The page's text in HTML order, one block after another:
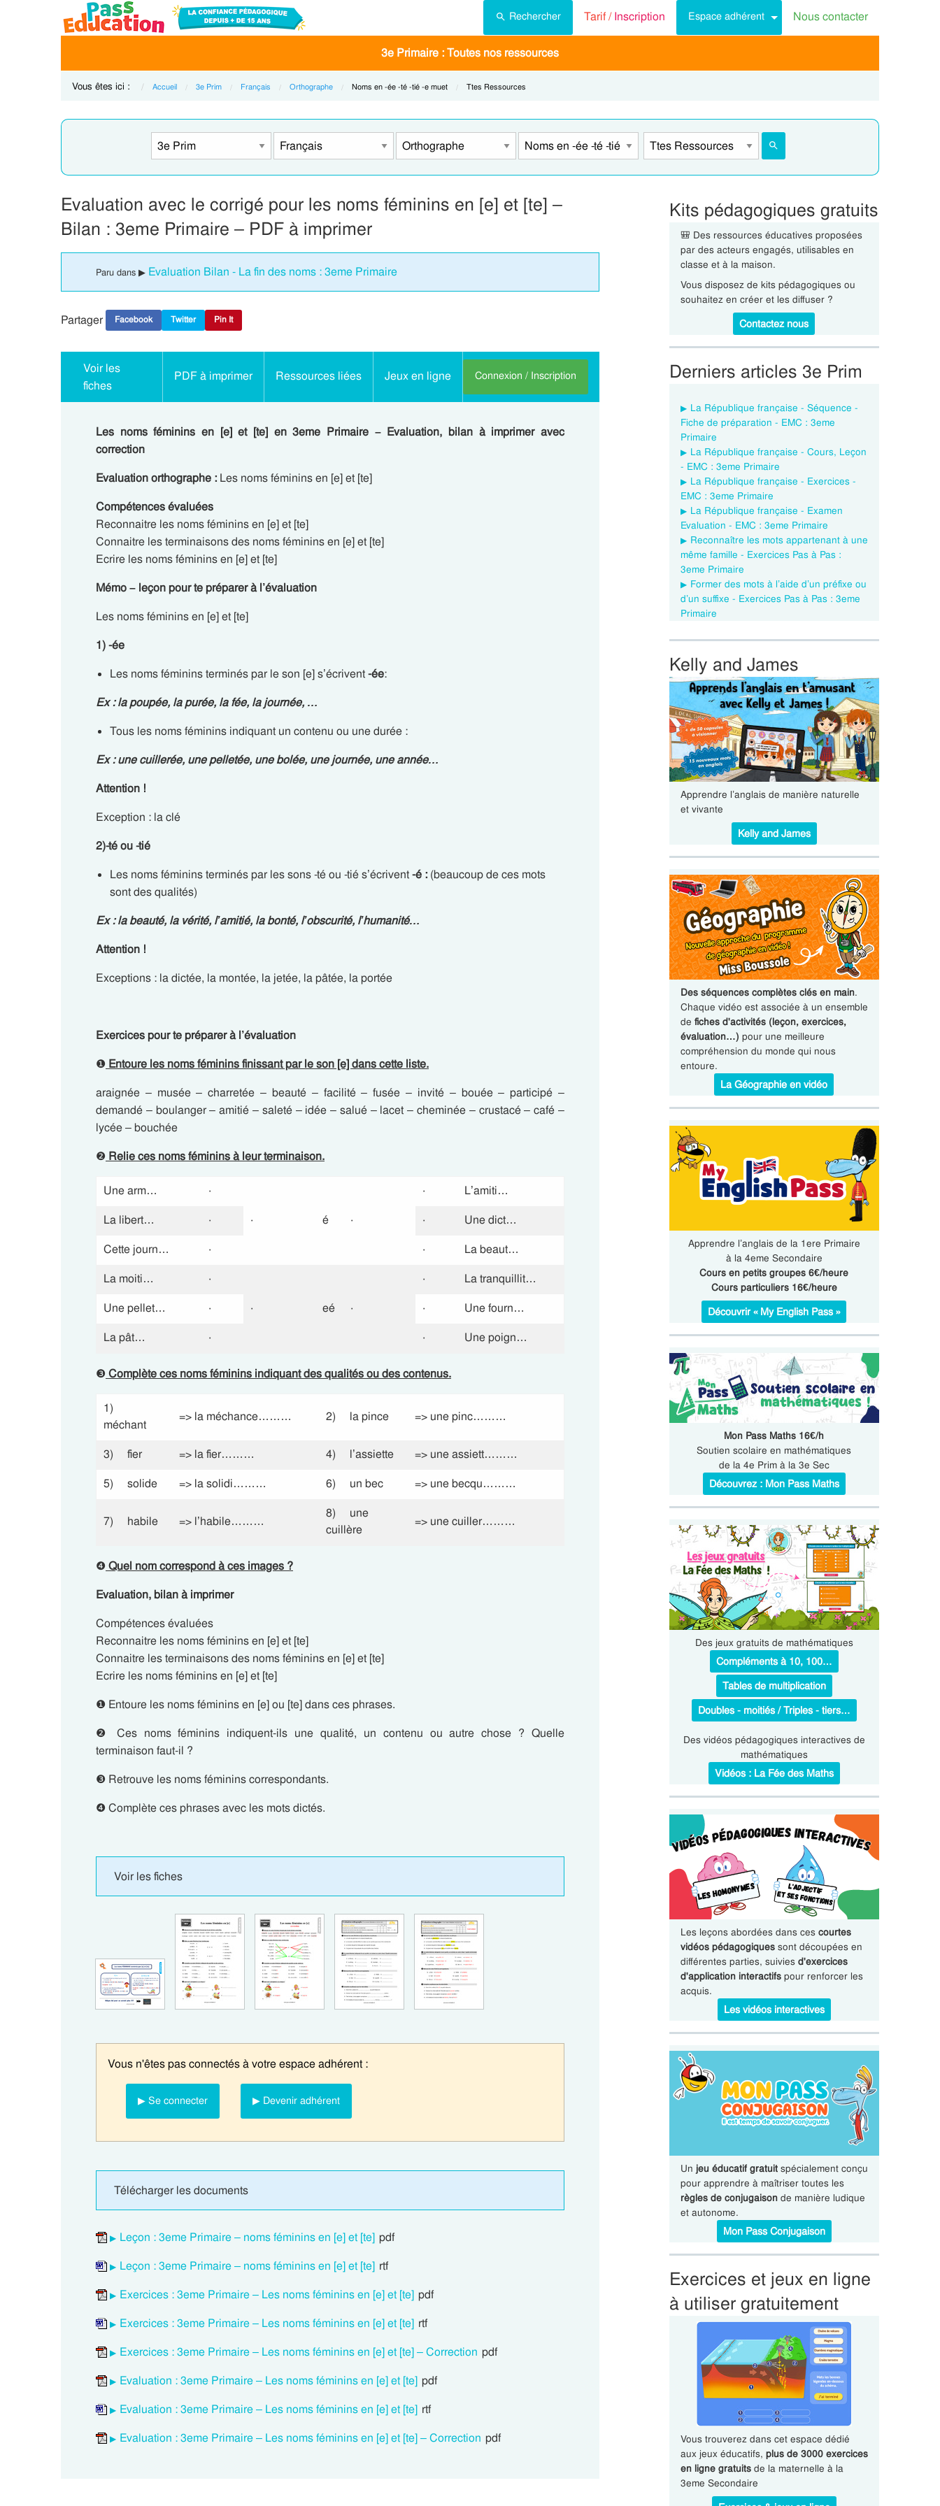
Rechercher Tarif /Inscription Espace adhérent Nous contacter
3e Primaire : Toutes nos ressources
Vous êtes ici : Accueil 3e Prim Français Orthographe Current:
Noms en -ée -té -tié -e muet Current:
Ttes Ressources
Evaluation avec le corrigé pour les noms féminins en [e] et [te] –
Bilan : 3eme Primaire – PDF à imprimer
Paru dans ▶ Evaluation Bilan - La fin des noms : 3eme Primaire
Partager Facebook Twitter Pin It
Voir les
fiches
PDF à imprimer Ressources liées Jeux en ligne Connexion / Inscription
Les noms féminins en [e] et [te] en 3eme Primaire – Evaluation, bilan à imprimer avec
correction
Evaluation orthographe : Les noms féminins en [e] et [te]
Compétences évaluées
Reconnaitre les noms féminins en [e] et [te]
Connaitre les terminaisons des noms féminins en [e] et [te]
Ecrire les noms féminins en [e] et [te]
Mémo – leçon pour te préparer à l’évaluation
Les noms féminins en [e] et [te]
1) -ée
Les noms féminins terminés par le son [e] s’écrivent-ée:
Ex : la poupée, la purée, la fée, la journée, …
Tous les noms féminins indiquant un contenu ou une durée :
Ex : une cuillerée, une pelletée, une bolée, une journée, une année…
Attention !
Exception : la clé
2)-té ou -tié
Les noms féminins terminés par les sons -té ou -tié s’écrivent-é : (beaucoup de ces mots
sont des qualités)
Ex : la beauté, la vérité, l’amitié, la bonté, l’obscurité, l’humanité…
Attention !
Exceptions : la dictée, la montée, la jetée, la pâtée, la portée
Exercices pour te préparer à l’évaluation
❶ Entoure les noms féminins finissant par le son [e] dans cette liste.
araignée – musée – charretée – beauté – facilité – fusée – invité – bouée – participé –
demandé – boulanger – amitié – saleté – idée – salué – lacet – cheminée – crustacé – café –
lycée – bouchée
❷ Relie ces noms féminins à leur terminaison.
Une arm…
·
·
é ·
·
L’amiti…
La libert…
· ·
Une dict…
Cette journ…
· ·
La beaut…
La moiti…
·
·
eé ·
·
La tranquillit…
Une pellet…
· ·
Une fourn…
La pât…
· · Une poign…
❸Complète ces noms féminins indiquant des qualités ou des contenus.
1)
méchant
=> la méchance……… 2) la pince => une pinc………
3) fier => la fier……… 4) l’assiette
=> une assiett………
5) solide
=> la solidi……… 6) un bec => une becqu………
7) habile => l’habile………
8) une
cuillère
=> une cuiller………
❹Quel nom correspond à ces images ?
Evaluation, bilan à imprimer
Compétences évaluées
Reconnaitre les noms féminins en [e] et [te]
Connaitre les terminaisons des noms féminins en [e] et [te]
Ecrire les noms féminins en [e] et [te]
❶ Entoure les noms féminins en [e] ou [te] dans ces phrases.
❷ Ces noms féminins indiquent-ils une qualité, un contenu ou autre chose ? Quelle
terminaison faut-il ?
❸ Retrouve les noms féminins correspondants.
❹ Complète ces phrases avec les mots dictés.
Voir les fiches
Vous n'êtes pas connectés à votre espace adhérent :
▶ Se connecter ▶ Devenir adhérent
Télécharger les documents
Leçon : 3eme Primaire – noms féminins en [e] et [te] pdf
Leçon : 3eme Primaire – noms féminins en [e] et [te] rtf
Exercices : 3eme Primaire – Les noms féminins en [e] et [te] pdf
Exercices : 3eme Primaire – Les noms féminins en [e] et [te] rtf
Exercices : 3eme Primaire – Les noms féminins en [e] et [te] – Correction pdf
Evaluation : 3eme Primaire – Les noms féminins en [e] et [te] pdf
Evaluation : 3eme Primaire – Les noms féminins en [e] et [te] rtf
Evaluation : 3eme Primaire – Les noms féminins en [e] et [te] – Correction pdf
Kits pédagogiques gratuits
🎒 Des ressources éducatives proposées
par des acteurs engagés, utilisables en
classe et à la maison.
Vous disposez de kits pédagogiques ou
souhaitez en créer et les diffuser ?
Contactez nous
Derniers articles 3e Prim
La République française - Séquence -
Fiche de préparation - EMC : 3eme
Primaire
La République française - Cours, Leçon
- EMC : 3eme Primaire
La République française - Exercices -
EMC : 3eme Primaire
La République française - Examen
Evaluation - EMC : 3eme Primaire
Reconnaître les mots appartenant à une
même famille - Exercices Pas à Pas :
3eme Primaire
Former des mots à l’aide d’un préfixe ou
d’un suffixe - Exercices Pas à Pas : 3eme
Primaire
Kelly and James
Apprendre l’anglais de manière naturelle
et vivante
Kelly and James
Des séquences complètes clés en main.
Chaque vidéo est associée à un ensemble
de fiches d'activités (leçon, exercices,
évaluation…) pour une meilleure
compréhension du monde qui nous
entoure.
La Géographie en vidéo
Apprendre l’anglais de la 1ere Primaire
à la 4eme Secondaire
Cours en petits groupes 6€/heure
Cours particuliers 16€/heure
Découvrir « My English Pass »
Mon Pass Maths 16€/h
Soutien scolaire en mathématiques
de la 4e Prim à la 3e Sec
Découvrez : Mon Pass Maths
Des jeux gratuits de mathématiques
Compléments à 10, 100…
Tables de multiplication
Doubles - moitiés / Triples - tiers…
Des vidéos pédagogiques interactives de
mathématiques
Vidéos : La Fée des Maths
Les leçons abordées dans ces courtes
vidéos pédagogiquessont découpées en
différentes parties, suivies d'exercices
d'application interactifspour renforcer les
acquis.
Les vidéos interactives
Un jeu éducatif gratuitspécialement conçu
pour apprendre à maîtriser toutes les
règles de conjugaisonde manière ludique
et autonome.
Mon Pass Conjugaison
Exercices et jeux en ligne
à utiliser gratuitement
Vous trouverez dans cet espace dédié
aux jeux éducatifs, plus de 3000 exercices
en ligne gratuitsde la maternelle à la
3eme Secondaire